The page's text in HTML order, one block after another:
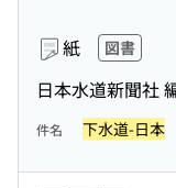
紙 図書
日本水道新聞社
件名 下水道-日本